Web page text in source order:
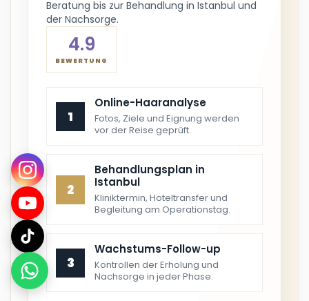
Beratung bis zur Behandlung in Istanbul und
der Nachsorge.
4.9
BEWERTUNG
1
Online-Haaranalyse
Fotos, Ziele und Eignung werden
vor der Reise geprüft.
2
Behandlungsplan in
Istanbul
Kliniktermin, Hoteltransfer und
Begleitung am Operationstag.
3
Wachstums-Follow-up
Kontrollen der Erholung und
Nachsorge in jeder Phase.